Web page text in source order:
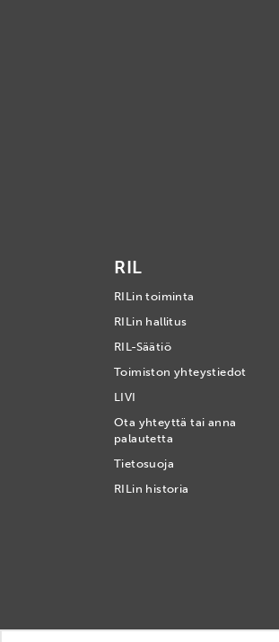
RIL
RILin toiminta
RILin hallitus
RIL-Säätiö
Toimiston yhteystiedot
LIVI
Ota yhteyttä tai anna
palautetta
Tietosuoja
RILin historia